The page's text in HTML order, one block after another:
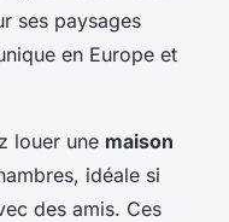
ses paysages
en Europe et
louer une maison
idéale si
des amis. Ces